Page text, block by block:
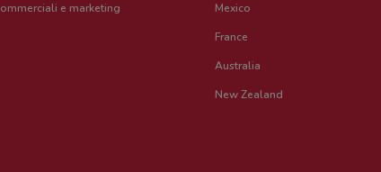
e marketing
Mexico
France
Australia
New Zealand